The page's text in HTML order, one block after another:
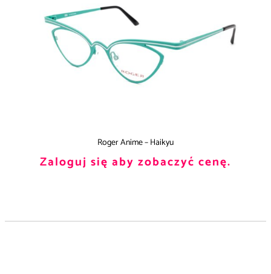
Roger Anime – Haikyu
Zaloguj się aby zobaczyć cenę.